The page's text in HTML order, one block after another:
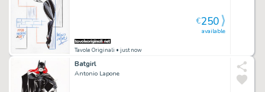
Tavole Originali • just now
available
€250
Batgirl
Antonio Lapone